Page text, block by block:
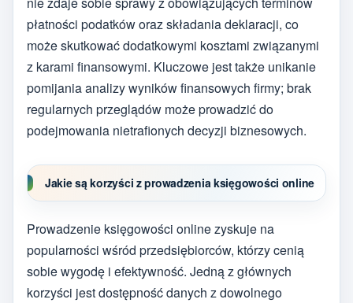
płatności podatków oraz składania deklaracji, co
może skutkować dodatkowymi kosztami związanymi
z karami finansowymi. Kluczowe jest także unikanie
pomijania analizy wyników finansowych firmy; brak
regularnych przeglądów może prowadzić do
podejmowania nietrafionych decyzji biznesowych.
Jakie są korzyści z prowadzenia księgowości online
Prowadzenie księgowości online zyskuje na
popularności wśród przedsiębiorców, którzy cenią
sobie wygodę i efektywność. Jedną z głównych
korzyści jest dostępność danych z dowolnego